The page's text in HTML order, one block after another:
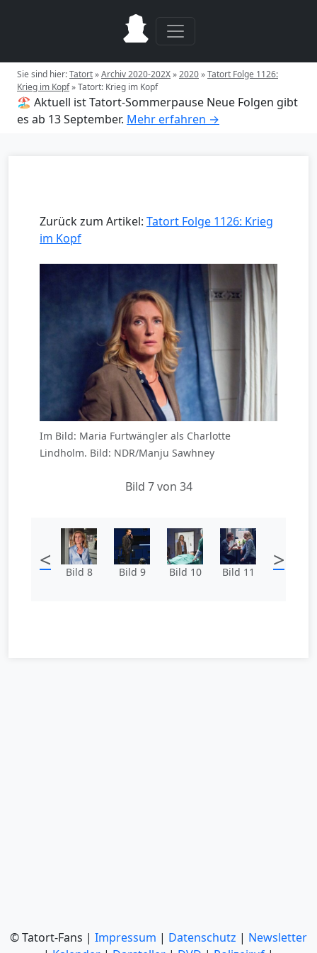
Sie sind hier:Tatort»Archiv 2020-202X»2020»Tatort Folge 1126:
Krieg im Kopf»Tatort: Krieg im Kopf
🏖️ Aktuell ist Tatort-Sommerpause Neue Folgen gibt
es ab 13 September. Mehr erfahren →
Zurück zum Artikel: Tatort Folge 1126: Krieg
im Kopf
Im Bild: Maria Furtwängler als Charlotte
Lindholm. Bild: NDR/Manju Sawhney
Bild 7 von 34
< Bild 8 Bild 9 Bild 10 Bild 11 >
© Tatort-Fans | Impressum | Datenschutz | Newsletter